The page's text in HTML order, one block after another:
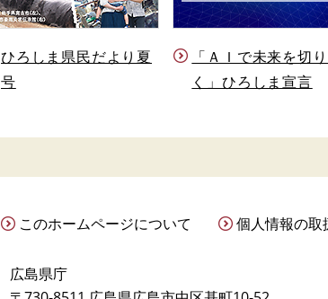
ひろしま県民だより夏
号
「ＡＩで未来を切
く」ひろしま宣言
このホームページについて 個人情報の取
広島県庁